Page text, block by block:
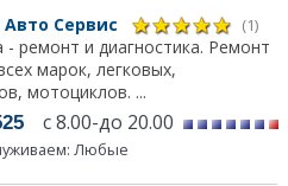
Сервис (1)
- ремонт и диагностика. Ремонт
марок, легковых,
мотоциклов. ...
с 8.00-до 20.00
Любые